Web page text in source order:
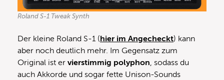
Roland S-1 Tweak Synth
Der kleine Roland S-1 ( hier im Angecheckt) kann
aber noch deutlich mehr. Im Gegensatz zum
Original ist er vierstimmig polyphon, sodass du
auch Akkorde und sogar fette Unison-Sounds